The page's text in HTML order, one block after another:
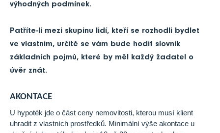
výhodných podmínek.
Patříte-li mezi skupinu lidí, kteří se rozhodli bydlet
ve vlastním, určitě se vám bude hodit slovník
základních pojmů, které by měl každý žadatel o
úvěr znát.
AKONTACE
U hypoték jde o část ceny nemovitosti, kterou musí klient
uhradit z vlastních prostředků. Minimální výše akontace u